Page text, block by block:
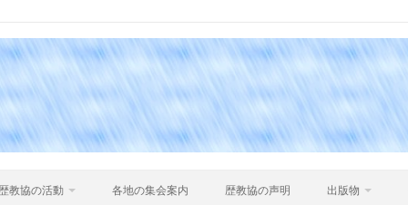
歴教協の活動 各地の集会案内 歴教協の声明 出版物